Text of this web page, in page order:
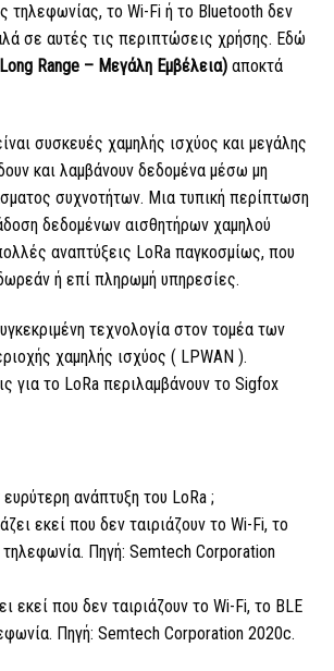
τηλεφωνίας, το Wi-Fi ή το Bluetooth δεν
σε αυτές τις περιπτώσεις χρήσης. Εδώ
Range – Μεγάλη Εμβέλεια) αποκτά
συσκευές χαμηλής ισχύος και μεγάλης
και λαμβάνουν δεδομένα μέσω μη
συχνοτήτων. Μια τυπική περίπτωση
δεδομένων αισθητήρων χαμηλού
αναπτύξεις LoRa παγκοσμίως, που
ή επί πληρωμή υπηρεσίες.
τεχνολογία στον τομέα των
χαμηλής ισχύος ( LPWAN ).
για το LoRa περιλαμβάνουν το Sigfox
ανάπτυξη του LoRa;
εκεί που δεν ταιριάζουν το Wi-Fi, το BLE
Πηγή: Semtech Corporation 2020c.